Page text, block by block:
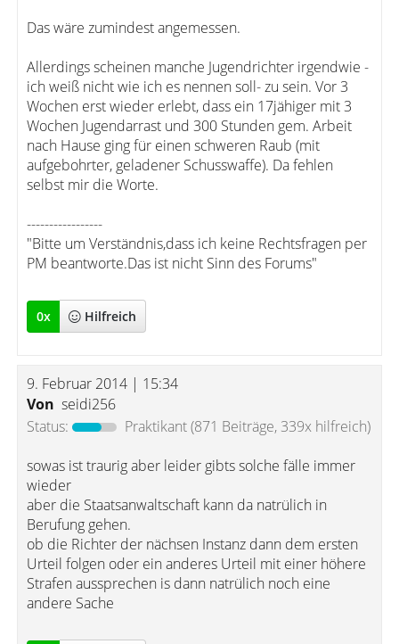
Das wäre zumindest angemessen.
Allerdings scheinen manche Jugendrichter irgendwie -
ich weiß nicht wie ich es nennen soll- zu sein. Vor 3
Wochen erst wieder erlebt, dass ein 17jähiger mit 3
Wochen Jugendarrast und 300 Stunden gem. Arbeit
nach Hause ging für einen schweren Raub (mit
aufgebohrter, geladener Schusswaffe). Da fehlen
selbst mir die Worte.
-----------------
"Bitte um Verständnis,dass ich keine Rechtsfragen per
PM beantworte.Das ist nicht Sinn des Forums"
0x Hilfreich
9. Februar 2014 | 15:34
Von seidi256
Status:
Praktikant(871 Beiträge, 339x hilfreich)
sowas ist traurig aber leider gibts solche fälle immer
wieder
aber die Staatsanwaltschaft kann da natrülich in
Berufung gehen.
ob die Richter der nächsen Instanz dann dem ersten
Urteil folgen oder ein anderes Urteil mit einer höhere
Strafen aussprechen is dann natrülich noch eine
andere Sache